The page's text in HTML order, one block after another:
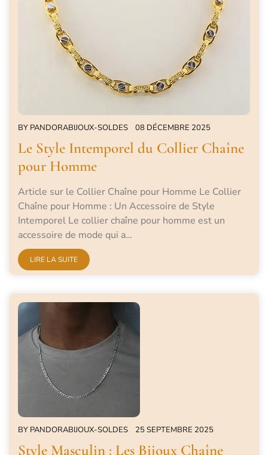
BY PANDORABIJOUX-SOLDES 08 DÉCEMBRE 2025
Le Style Intemporel du Collier Chaîne
pour Homme
Article sur le Collier Chaîne pour Homme Le Collier
Chaîne pour Homme : Un Accessoire de Style
Intemporel Le collier chaîne pour homme est un
accessoire de mode qui a…
LIRE LA SUITE
BY PANDORABIJOUX-SOLDES 25 SEPTEMBRE 2025
Style Masculin : Les Bijoux Chaîne